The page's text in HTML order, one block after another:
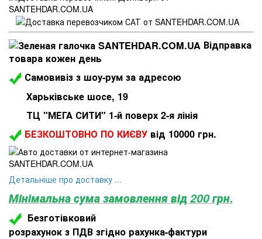
Відправка
товара кожен день
Самовивіз з шоу-рум за адресою
Харьківське шосе, 19
ТЦ "МЕГА СИТИ" 1-й поверх 2-я лінія
БЕЗКОШТОВНО ПО КИЄВУ від 10000 грн.
Детальніше про доставку ...
Мінімальна сума замовлення від 200 грн.
Безготівковий
розрахунок з ПДВ згідно рахунка-фактури